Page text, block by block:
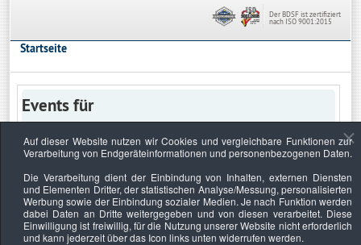
Der BDSF ist zertifiziert
nach ISO 9001:2015
Startseite
Events für
Keine Termine
Auf dieser Website nutzen wir Cookies und vergleichbare Funktionen zur
Verarbeitung von Endgeräteinformationen und personenbezogenen Daten.
Die Verarbeitung dient der Einbindung von Inhalten, externen Diensten
und Elementen Dritter, der statistischen Analyse/Messung, personalisierten
Werbung sowie der Einbindung sozialer Medien. Je nach Funktion werden
dabei Daten an Dritte weitergegeben und von diesen verarbeitet. Diese
Einwilligung ist freiwillig, für die Nutzung unserer Website nicht erforderlich
und kann jederzeit über das Icon links unten widerrufen werden.